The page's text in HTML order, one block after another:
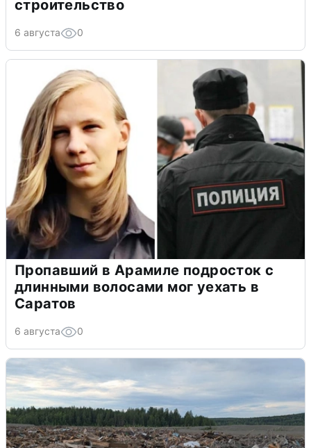
строительство
6 августа 0
Пропавший в Арамиле подросток с
длинными волосами мог уехать в
Саратов
6 августа 0